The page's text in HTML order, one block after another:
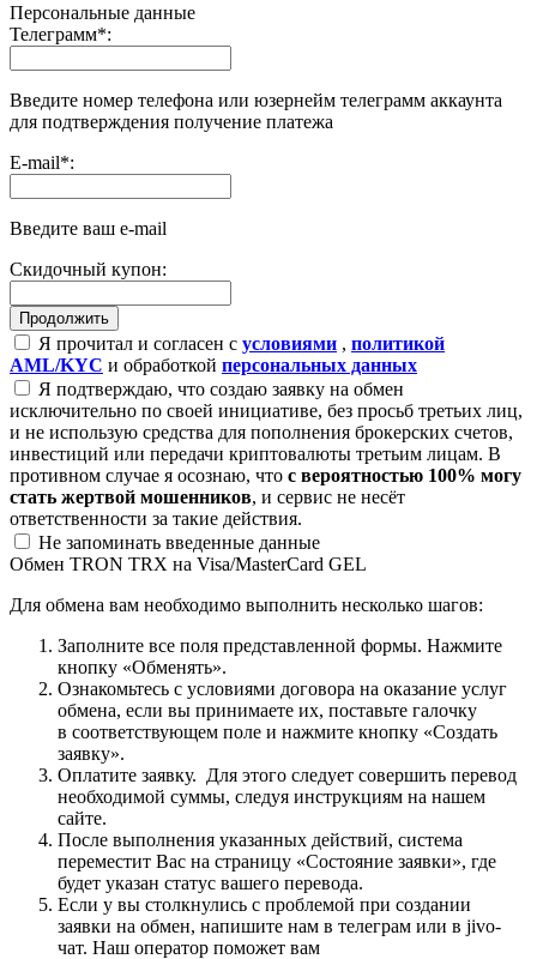
Персональные данные
Телеграмм*:
Введите номер телефона или юзернейм телеграмм аккаунта
для подтверждения получение платежа
E-mail*:
Введите ваш e-mail
Скидочный купон:
Я прочитал и согласен с условиями , политикой
AML/KYC и обработкой персональных данных
Я подтверждаю, что создаю заявку на обмен
исключительно по своей инициативе, без просьб третьих лиц,
и не использую средства для пополнения брокерских счетов,
инвестиций или передачи криптовалюты третьим лицам. В
противном случае я осознаю, что с вероятностью 100% могу
стать жертвой мошенников, и сервис не несёт
ответственности за такие действия.
Не запоминать введенные данные
Обмен TRON TRX на Visa/MasterCard GEL
Для обмена вам необходимо выполнить несколько шагов:
Заполните все поля представленной формы. Нажмите
кнопку «Обменять».
Ознакомьтесь с условиями договора на оказание услуг
обмена, если вы принимаете их, поставьте галочку
в соответствующем поле и нажмите кнопку «Создать
заявку».
Оплатите заявку. Для этого следует совершить перевод
необходимой суммы, следуя инструкциям на нашем
сайте.
После выполнения указанных действий, система
переместит Вас на страницу «Состояние заявки», где
будет указан статус вашего перевода.
Если у вы столкнулись с проблемой при создании
заявки на обмен, напишите нам в телеграм или в jivo-
чат. Наш оператор поможет вам